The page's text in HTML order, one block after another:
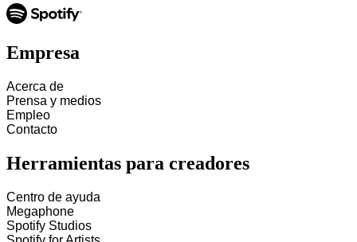
Empresa
Acerca de
Prensa y medios
Empleo
Contacto
Herramientas para creadores
Centro de ayuda
Megaphone
Spotify Studios